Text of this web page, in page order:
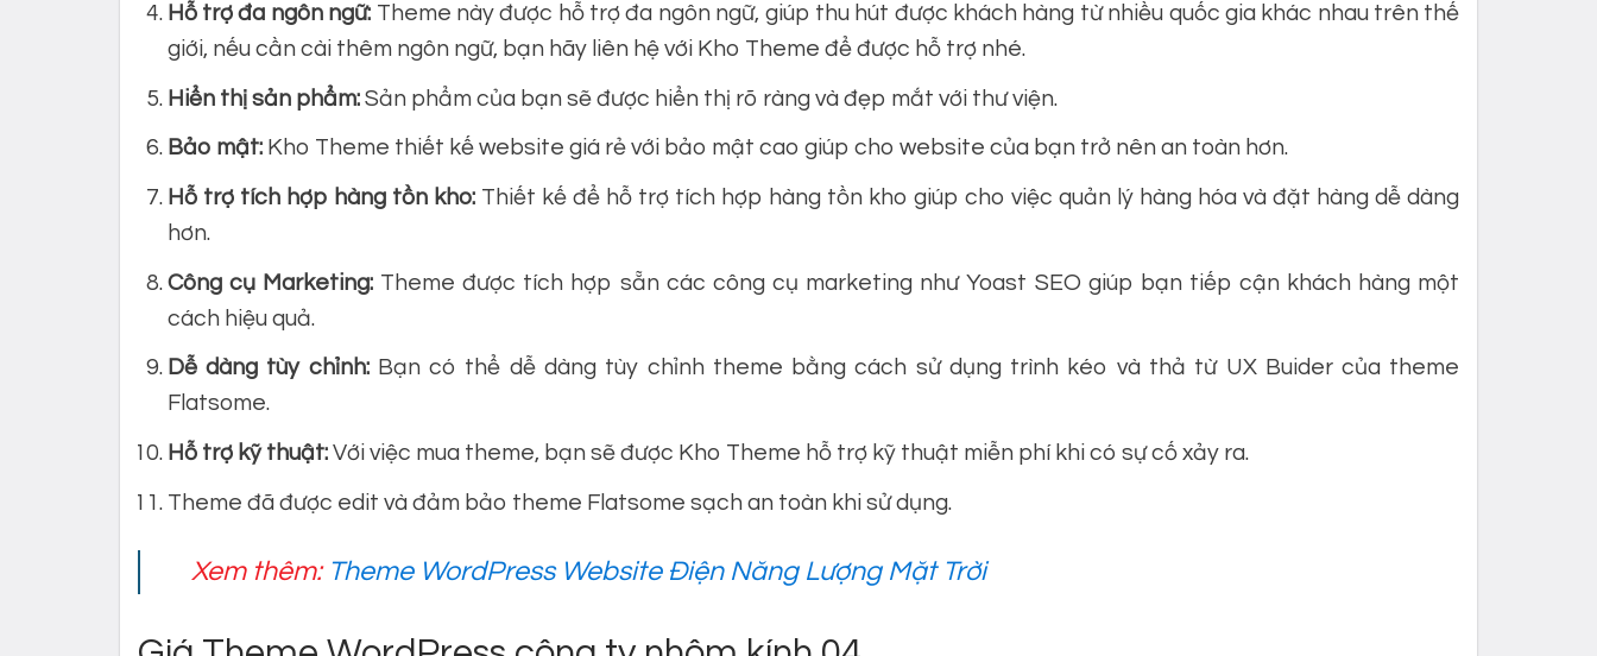
Hỗ trợ đa ngôn ngữ: Theme này được hỗ trợ đa ngôn ngữ, giúp thu hút được khách hàng từ nhiều quốc gia khác nhau trên thế
giới, nếu cần cài thêm ngôn ngữ, bạn hãy liên hệ với Kho Theme để được hỗ trợ nhé.
Hiển thị sản phẩm:Sản phẩm của bạn sẽ được hiển thị rõ ràng và đẹp mắt với thư viện.
Bảo mật: Kho Theme thiết kế website giá rẻ với bảo mật cao giúp cho website của bạn trở nên an toàn hơn.
Hỗ trợ tích hợp hàng tồn kho:Thiết kế để hỗ trợ tích hợp hàng tồn kho giúp cho việc quản lý hàng hóa và đặt hàng dễ dàng
hơn.
Công cụ Marketing:Theme được tích hợp sẵn các công cụ marketing như Yoast SEO giúp bạn tiếp cận khách hàng một
cách hiệu quả.
Dễ dàng tùy chỉnh:Bạn có thể dễ dàng tùy chỉnh theme bằng cách sử dụng trình kéo và thả từ UX Buider của theme
Flatsome.
Hỗ trợ kỹ thuật:Với việc mua theme, bạn sẽ được Kho Theme hỗ trợ kỹ thuật miễn phí khi có sự cố xảy ra.
Theme đã được edit và đảm bảo theme Flatsome sạch an toàn khi sử dụng.
Xem thêm: Theme WordPress Website Điện Năng Lượng Mặt Trời